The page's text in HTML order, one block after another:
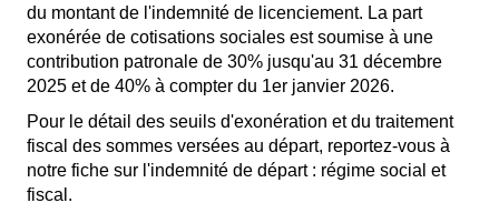
du montant de l'indemnité de licenciement. La part
exonérée de cotisations sociales est soumise à une
contribution patronale de 30% jusqu'au 31 décembre
2025 et de 40% à compter du 1er janvier 2026.
Pour le détail des seuils d'exonération et du traitement
fiscal des sommes versées au départ, reportez-vous à
notre fiche sur l'indemnité de départ : régime social et
fiscal .